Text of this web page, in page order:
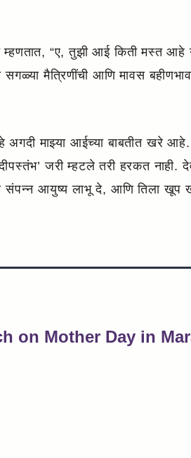
म्हणतात, “ए, तुझी आई किती मस्त
सगळ्या मैत्रिणींची आणि मावस
माझ्या आईच्या बाबतीत खरे आहे.
जरी म्हटले तरी हरकत नाही.
संपन्न आयुष्य लाभू दे, आणि तिला
on Mother Day in